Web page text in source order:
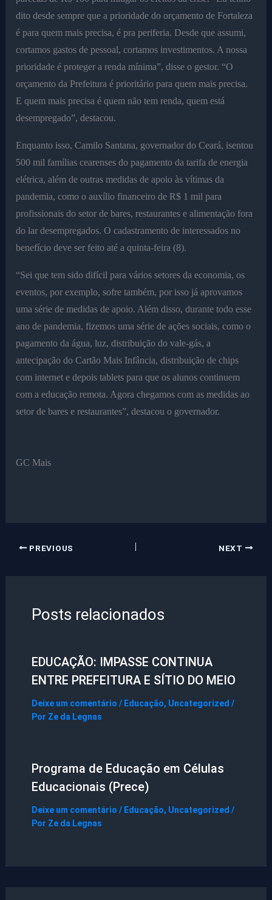
dito desde sempre que a prioridade do orçamento de Fortaleza
é para quem mais precisa, é pra periferia. Desde que assumi,
cortamos gastos de pessoal, cortamos investimentos. A nossa
prioridade é proteger a renda mínima”, disse o gestor. “O
orçamento da Prefeitura é prioritário para quem mais precisa.
E quem mais precisa é quem não tem renda, quem está
desempregado”, destacou.
Enquanto isso, Camilo Santana, governador do Ceará, isentou
500 mil famílias cearenses do pagamento da tarifa de energia
elétrica, além de outras medidas de apoio às vítimas da
pandemia, como o auxílio financeiro de R$ 1 mil para
profissionais do setor de bares, restaurantes e alimentação fora
do lar desempregados. O cadastramento de interessados no
benefício deve ser feito até a quinta-feira (8).
“Sei que tem sido difícil para vários setores da economia, os
eventos, por exemplo, sofre também, por isso já aprovamos
uma série de medidas de apoio. Além disso, durante todo esse
ano de pandemia, fizemos uma série de ações sociais, como o
pagamento da água, luz, distribuição do vale-gás, a
antecipação do Cartão Mais Infância, distribuição de chips
com internet e depois tablets para que os alunos continuem
com a educação remota. Agora chegamos com as medidas ao
setor de bares e restaurantes”, destacou o governador.
GC Mais
PREVIOUS NEXT
Posts relacionados
EDUCAÇÃO: IMPASSE CONTINUA
ENTRE PREFEITURA E SÍTIO DO MEIO
Deixe um comentário / Educação, Uncategorized /
Por Ze da Legnas
Programa de Educação em Células
Educacionais (Prece)
Deixe um comentário / Educação, Uncategorized /
Por Ze da Legnas